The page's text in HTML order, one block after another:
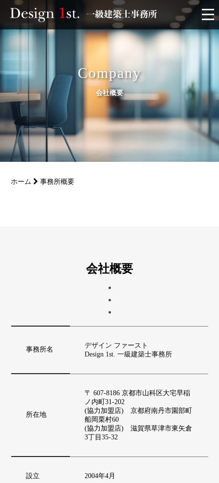
モニター
リフォーム
お客様の声
家づくり
サービス
Company
会社概要
ホーム 事務所概要
会社概要
事務所名
デザイン ファースト
Design 1st. 一級建築士事務所
所在地
〒 607-8186 京都市山科区大宅早稲
ノ内町31-202
(協力加盟店) 京都府南丹市園部町
船岡栗村60
(協力加盟店) 滋賀県草津市東矢倉
3丁目35-32
設立 2004年4月